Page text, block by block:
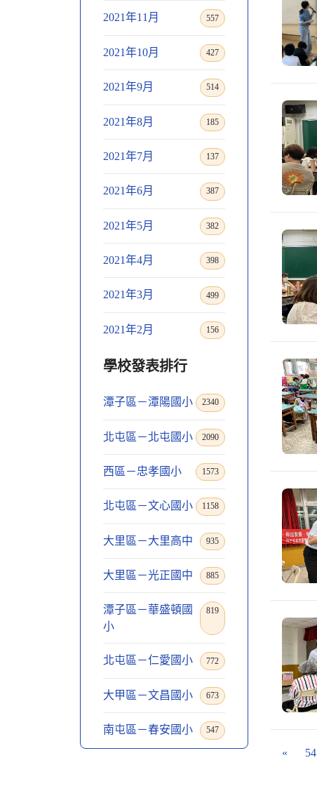
2021年11月 557
2021年10月 427
2021年9月 514
2021年8月 185
2021年7月 137
2021年6月 387
2021年5月 382
2021年4月 398
2021年3月 499
2021年2月 156
學校發表排行
潭子區－潭陽國小 2340
北屯區－北屯國小 2090
西區－忠孝國小 1573
北屯區－文心國小 1158
大里區－大里高中 935
大里區－光正國中 885
潭子區－華盛頓國
小
819
北屯區－仁愛國小 772
大甲區－文昌國小 673
南屯區－春安國小 547
« 54